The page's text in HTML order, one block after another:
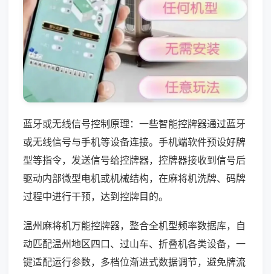
蓝牙或无线信号控制原理：一些智能控牌器通过蓝牙
或无线信号与手机等设备连接。手机端软件预设好牌
型等指令，发送信号给控牌器，控牌器接收到信号后
驱动内部微型电机或机械结构，在麻将机洗牌、码牌
过程中进行干预，达到控牌目的。
温州麻将机万能控牌器，整合全机型频率数据库，自
动匹配温州地区四口、过山车、折叠机各类设备，一
键适配运行参数，多档位渐进式数据调节，避免牌流